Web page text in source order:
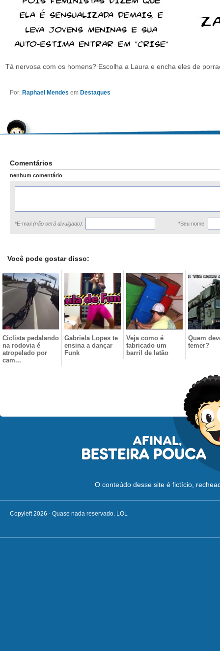
Tá nervosa com os homens? Escolha a Laura e encha eles de
Por: Raphael Mendes em Destaques
Comentários
nenhum comentário
*E-mail (não será divulgado): *Seu nome:
Você pode gostar disso:
Ciclista pedalando
na rodovia é
atropelado por
cam...
Gabriela Lopes te
ensina a dançar
Funk
Veja como é
fabricado um
barril de latão
Quem
temer?
O conteúdo desse site é fictício,
Copyleft 2026 - Quase nada reservado. LOL